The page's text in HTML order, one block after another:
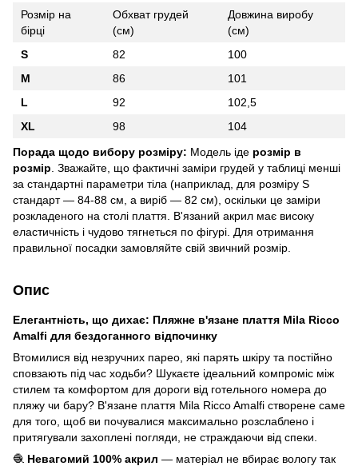
Розмір на
бірці
Обхват грудей
(см)
Довжина виробу
(см)
S
82
100
M
86
101
L
92
102,5
XL
98
104
Порада щодо вибору розміру: Модель іде розмір в
розмір . Зважайте, що фактичні заміри грудей у таблиці менші
за стандартні параметри тіла (наприклад, для розміру S
стандарт — 84-88 см, а виріб — 82 см), оскільки це заміри
розкладеного на столі плаття. В'язаний акрил має високу
еластичність і чудово тягнеться по фігурі. Для отримання
правильної посадки замовляйте свій звичний розмір.
Опис
Елегантність, що дихає: Пляжне в'язане плаття Mila Ricco
Amalfi для бездоганного відпочинку
Втомилися від незручних парео, які парять шкіру та постійно
сповзають під час ходьби? Шукаєте ідеальний компроміс між
стилем та комфортом для дороги від готельного номера до
пляжу чи бару? В'язане плаття Mila Ricco Amalfi створене саме
для того, щоб ви почувалися максимально розслаблено і
притягували захоплені погляди, не страждаючи від спеки.
🧶 Невагомий 100% акрил — матеріал не вбирає вологу так